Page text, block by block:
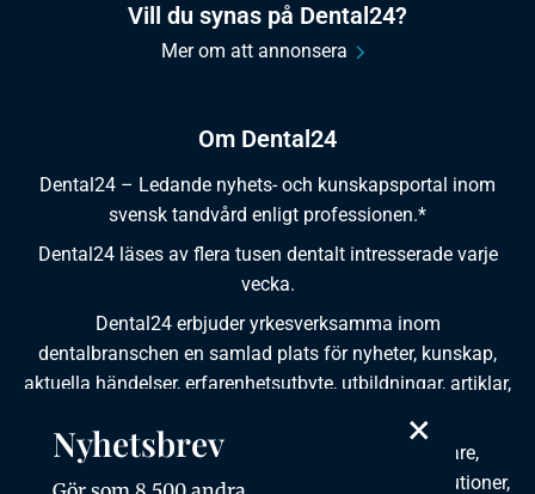
Om Dental24
Dental24 – Ledande nyhets- och kunskapsportal inom
svensk tandvård enligt professionen.*
Dental24 läses av flera tusen dentalt intresserade varje
vecka.
Dental24 erbjuder yrkesverksamma inom
dentalbranschen en samlad plats för nyheter, kunskap,
aktuella händelser, erfarenhetsutbyte, utbildningar, artiklar,
Dental24 produceras i samverkan med tandläkare,
tandhygienister, tandsköterskor, tandtekniker, institutioner,
Vill du synas på Dental24?
Mer om att annonsera
×
Nyhetsbrev